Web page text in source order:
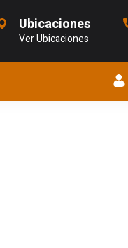
Ubicaciones
Ver Ubicaciones